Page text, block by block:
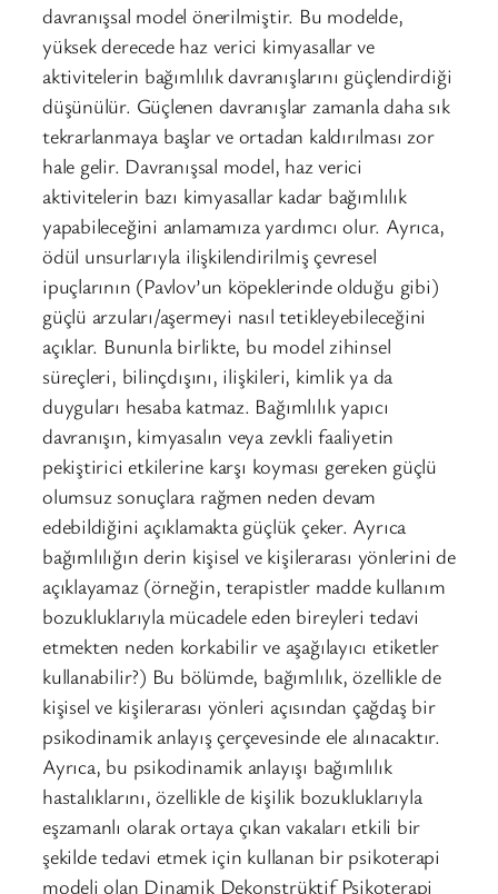
davranışsal model önerilmiştir. Bu modelde,
yüksek derecede haz verici kimyasallar ve
aktivitelerin bağımlılık davranışlarını güçlendirdiği
düşünülür. Güçlenen davranışlar zamanla daha sık
tekrarlanmaya başlar ve ortadan kaldırılması zor
hale gelir. Davranışsal model, haz verici
aktivitelerin bazı kimyasallar kadar bağımlılık
yapabileceğini anlamamıza yardımcı olur. Ayrıca,
ödül unsurlarıyla ilişkilendirilmiş çevresel
ipuçlarının (Pavlov’un köpeklerinde olduğu gibi)
güçlü arzuları/aşermeyi nasıl tetikleyebileceğini
açıklar. Bununla birlikte, bu model zihinsel
süreçleri, bilinçdışını, ilişkileri, kimlik ya da
duyguları hesaba katmaz. Bağımlılık yapıcı
davranışın, kimyasalın veya zevkli faaliyetin
pekiştirici etkilerine karşı koyması gereken güçlü
olumsuz sonuçlara rağmen neden devam
edebildiğini açıklamakta güçlük çeker. Ayrıca
bağımlılığın derin kişisel ve kişilerarası yönlerini de
açıklayamaz (örneğin, terapistler madde kullanım
bozukluklarıyla mücadele eden bireyleri tedavi
etmekten neden korkabilir ve aşağılayıcı etiketler
kullanabilir?) Bu bölümde, bağımlılık, özellikle de
kişisel ve kişilerarası yönleri açısından çağdaş bir
psikodinamik anlayış çerçevesinde ele alınacaktır.
Ayrıca, bu psikodinamik anlayışı bağımlılık
hastalıklarını, özellikle de kişilik bozukluklarıyla
eşzamanlı olarak ortaya çıkan vakaları etkili bir
şekilde tedavi etmek için kullanan bir psikoterapi
modeli olan Dinamik Dekonstrüktif Psikoterapi